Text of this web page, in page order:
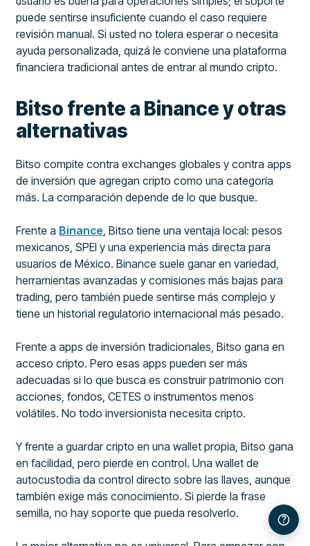
puede sentirse insuficiente cuando el caso requiere
revisión manual. Si usted no tolera esperar o necesita
ayuda personalizada, quizá le conviene una plataforma
financiera tradicional antes de entrar al mundo cripto.
Bitso frente a Binance y otras
alternativas
Bitso compite contra exchanges globales y contra apps
de inversión que agregan cripto como una categoría
más. La comparación depende de lo que busque.
Frente a Binance, Bitso tiene una ventaja local: pesos
mexicanos, SPEI y una experiencia más directa para
usuarios de México. Binance suele ganar en variedad,
herramientas avanzadas y comisiones más bajas para
trading, pero también puede sentirse más complejo y
tiene un historial regulatorio internacional más pesado.
Frente a apps de inversión tradicionales, Bitso gana en
acceso cripto. Pero esas apps pueden ser más
adecuadas si lo que busca es construir patrimonio con
acciones, fondos, CETES o instrumentos menos
volátiles. No todo inversionista necesita cripto.
Y frente a guardar cripto en una wallet propia, Bitso gana
en facilidad, pero pierde en control. Una wallet de
autocustodia da control directo sobre las llaves, aunque
también exige más conocimiento. Si pierde la frase
semilla, no hay soporte que pueda resolverlo.